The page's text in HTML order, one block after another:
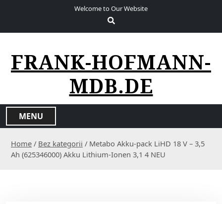
Welcome to Our Website
FRANK-HOFMANN-
MDB.DE
MENU
Home / Bez kategorii / Metabo Akku-pack LiHD 18 V – 3,5
Ah (625346000) Akku Lithium-Ionen 3,1 4 NEU